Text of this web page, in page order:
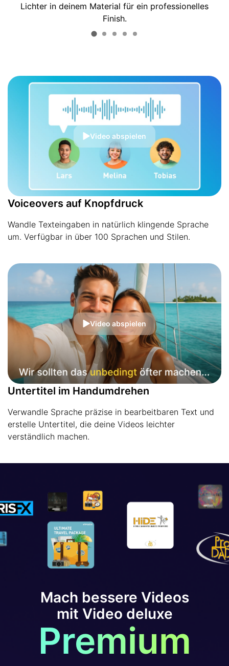
Lichter in deinem Material für ein professionelles
Finish.
Video abspielen
Voiceovers auf Knopfdruck
Wandle Texteingaben in natürlich klingende Sprache
um. Verfügbar in über 100 Sprachen und Stilen.
Video abspielen
Untertitel im Handumdrehen
Verwandle Sprache präzise in bearbeitbaren Text und
erstelle Untertitel, die deine Videos leichter
verständlich machen.
Mach bessere Videos
mit Video deluxe
Premium